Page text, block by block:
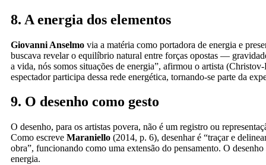
8. A energia dos elementos
Giovanni Anselmo via a matéria como portadora de energia e
buscava revelar o equilíbrio natural entre forças opostas —
a vida, nós somos situações de energia”, afirmou o artista
espectador participa dessa rede energética, tornando-se parte da
9. O desenho como gesto
O desenho, para os artistas povera, não é um registro ou
Como escreve Maraniello (2014, p. 6), desenhar é “traçar e
obra”, funcionando como uma extensão do pensamento. O
energia.